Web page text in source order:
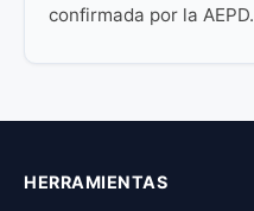
confirmada por la AEPD.
HERRAMIENTAS